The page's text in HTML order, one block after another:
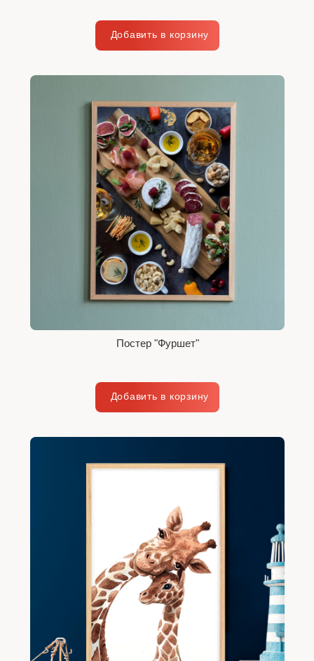
Постер "Фуршет"